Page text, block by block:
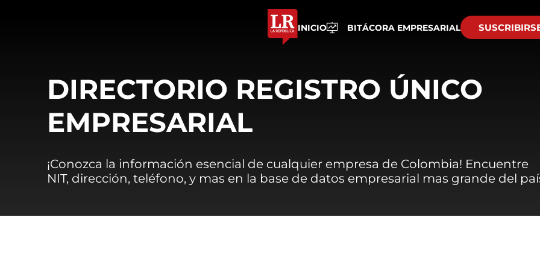
INICIO BITÁCORA EMPRESARIAL
DIRECTORIO REGISTRO ÚNICO
EMPRESARIAL
¡Conozca la información esencial de cualquier empresa de Colombia! Encuentre
NIT, dirección, teléfono, y mas en la base de datos empresarial mas grande del